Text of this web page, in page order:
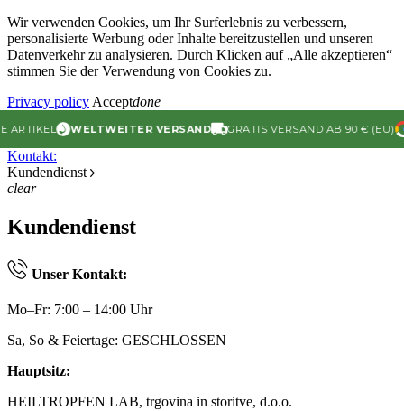
Wir verwenden Cookies, um Ihr Surferlebnis zu verbessern,
personalisierte Werbung oder Inhalte bereitzustellen und unseren
Datenverkehr zu analysieren. Durch Klicken auf „Alle akzeptieren“
stimmen Sie der Verwendung von Cookies zu.
Privacy policy Acceptdone
WELTWEITER VERSAND GRATIS VERSAND AB 90 € (EU)
Kontakt:
Kundendienst
clear
Kundendienst
Unser Kontakt:
Mo–Fr: 7:00 – 14:00 Uhr
Sa, So & Feiertage: GESCHLOSSEN
Hauptsitz:
HEILTROPFEN LAB, trgovina in storitve, d.o.o.